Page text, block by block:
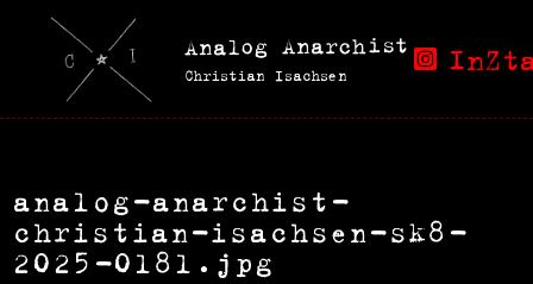
Analog Anarchist
Christian Isachsen
analog-anarchist-
christian-isachsen-sk8-
2025-0181.jpg